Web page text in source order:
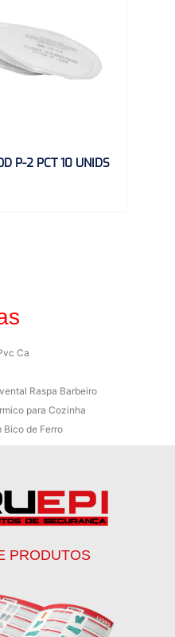
P-2 PCT 10 UNIDS
Ca
Raspa Barbeiro
para Cozinha
Bico de Ferro
de Trabalho
para Trabalho
de Segurança Epi
b
PRODUTOS